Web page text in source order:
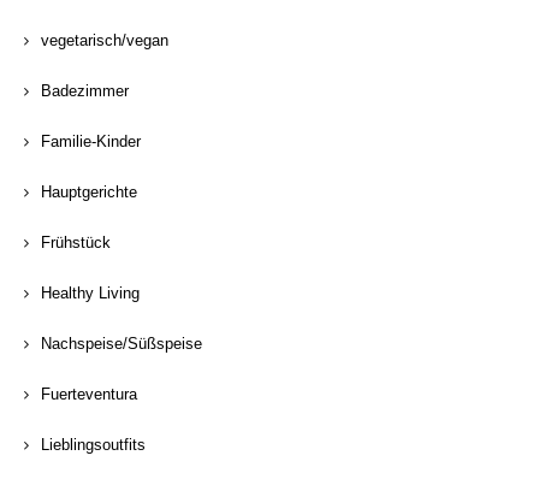
vegetarisch/vegan
Badezimmer
Familie-Kinder
Hauptgerichte
Frühstück
Healthy Living
Nachspeise/Süßspeise
Fuerteventura
Lieblingsoutfits